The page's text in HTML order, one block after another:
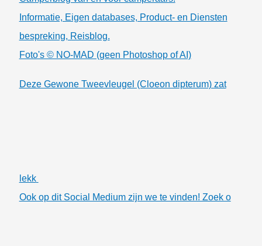
Informatie, Eigen databases, Product- en Diensten
bespreking, Reisblog.
Foto's © NO-MAD (geen Photoshop of AI)
Deze Gewone Tweevleugel (Cloeon dipterum) zat
lekk
Ook op dit Social Medium zijn we te vinden! Zoek o